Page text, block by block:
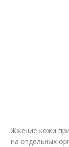
Жжение кожи
на отдельных